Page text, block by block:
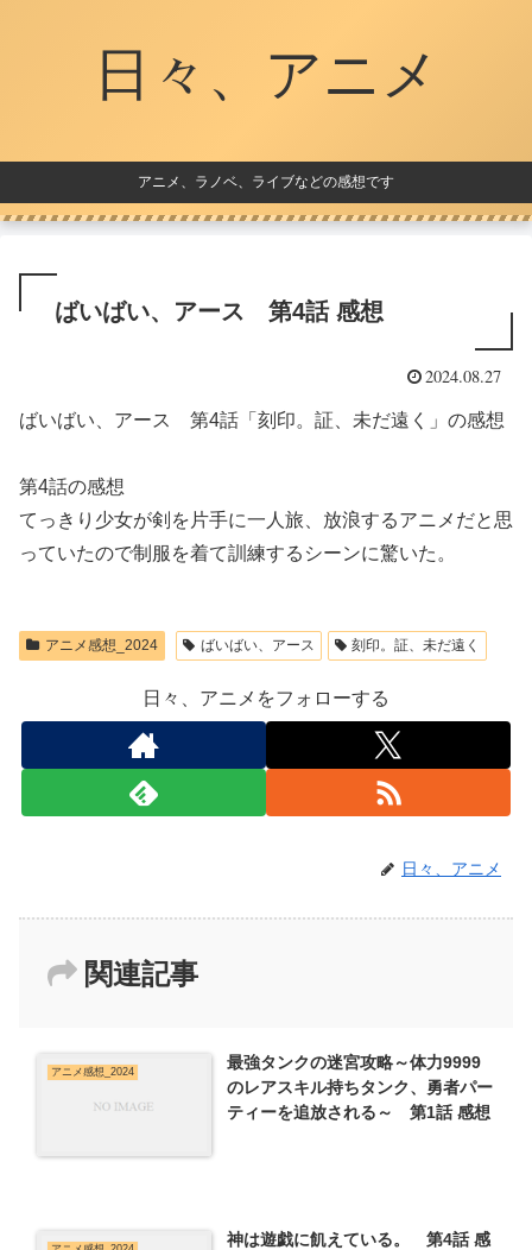
日々、アニメ
アニメ、ラノベ、ライブなどの感想です
ばいばい、アース 第4話 感想
2024.08.27
ばいばい、アース 第4話「刻印。証、未だ遠く」の感想
第4話の感想
てっきり少女が剣を片手に一人旅、放浪するアニメだと思
っていたので制服を着て訓練するシーンに驚いた。
アニメ感想_2024 ばいばい、アース 刻印。証、未だ遠く
日々、アニメをフォローする
日々、アニメ
関連記事
アニメ感想_2024
最強タンクの迷宮攻略～体力9999
のレアスキル持ちタンク、勇者パー
ティーを追放される～ 第1話 感想
神は遊戯に飢えている。 第4話 感